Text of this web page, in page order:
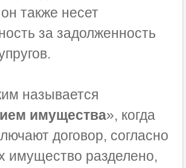
также несет
за задолженность
называется
имущества», когда
договор, согласно
имущество разделено,